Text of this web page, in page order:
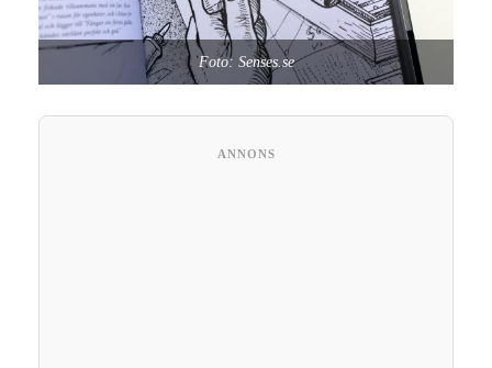
Foto: Senses.se
ANNONS